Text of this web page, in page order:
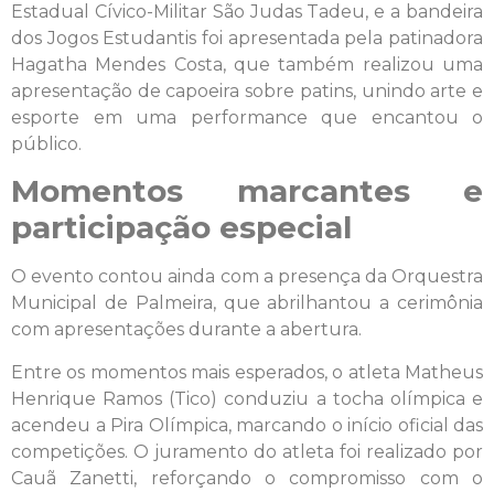
Estadual Cívico-Militar São Judas Tadeu, e a bandeira
dos Jogos Estudantis foi apresentada pela patinadora
Hagatha Mendes Costa, que também realizou uma
apresentação de capoeira sobre patins, unindo arte e
esporte em uma performance que encantou o
público.
Momentos marcantes e
participação especial
O evento contou ainda com a presença da Orquestra
Municipal de Palmeira, que abrilhantou a cerimônia
com apresentações durante a abertura.
Entre os momentos mais esperados, o atleta Matheus
Henrique Ramos (Tico) conduziu a tocha olímpica e
acendeu a Pira Olímpica, marcando o início oficial das
competições. O juramento do atleta foi realizado por
Cauã Zanetti, reforçando o compromisso com o